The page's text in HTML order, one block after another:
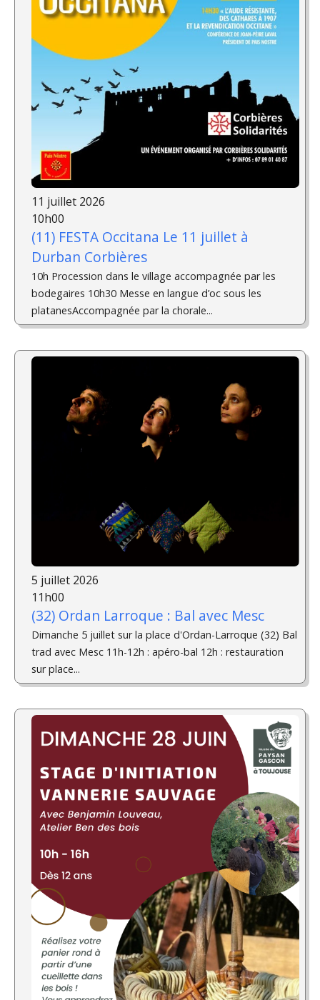
11 juillet 2026
10h00
(11) FESTA Occitana Le 11 juillet à
Durban Corbières
10h Procession dans le village accompagnée par les
bodegaires 10h30 Messe en langue d’oc sous les
platanesAccompagnée par la chorale...
5 juillet 2026
11h00
(32) Ordan Larroque : Bal avec Mesc
Dimanche 5 juillet sur la place d'Ordan-Larroque (32) Bal
trad avec Mesc 11h-12h : apéro-bal 12h : restauration
sur place...